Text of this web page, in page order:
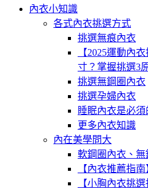
內衣小知識
各式內衣挑選方式
挑選無痕內衣
【2025運動內
寸？掌握挑選3
挑選無鋼圈內衣
挑選孕婦內衣
睡眠內衣是必須
更多內衣知識
內在美學問大
軟鋼圈內衣、無
【內衣推薦指
【小胸內衣挑